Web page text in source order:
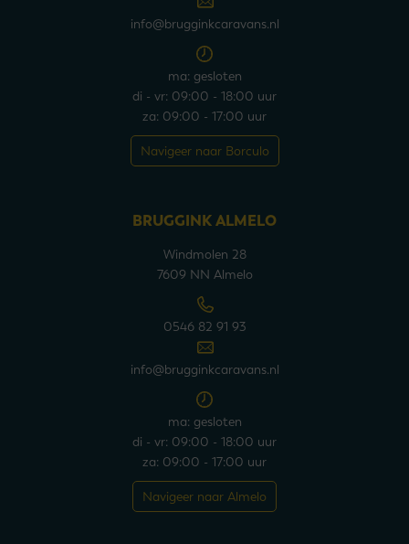
info@brugginkcaravans.nl
ma: gesloten
di - vr: 09:00 - 18:00 uur
za: 09:00 - 17:00 uur
Navigeer naar Borculo
BRUGGINK ALMELO
Windmolen 28
7609 NN Almelo
0546 82 91 93
info@brugginkcaravans.nl
ma: gesloten
di - vr: 09:00 - 18:00 uur
za: 09:00 - 17:00 uur
Navigeer naar Almelo